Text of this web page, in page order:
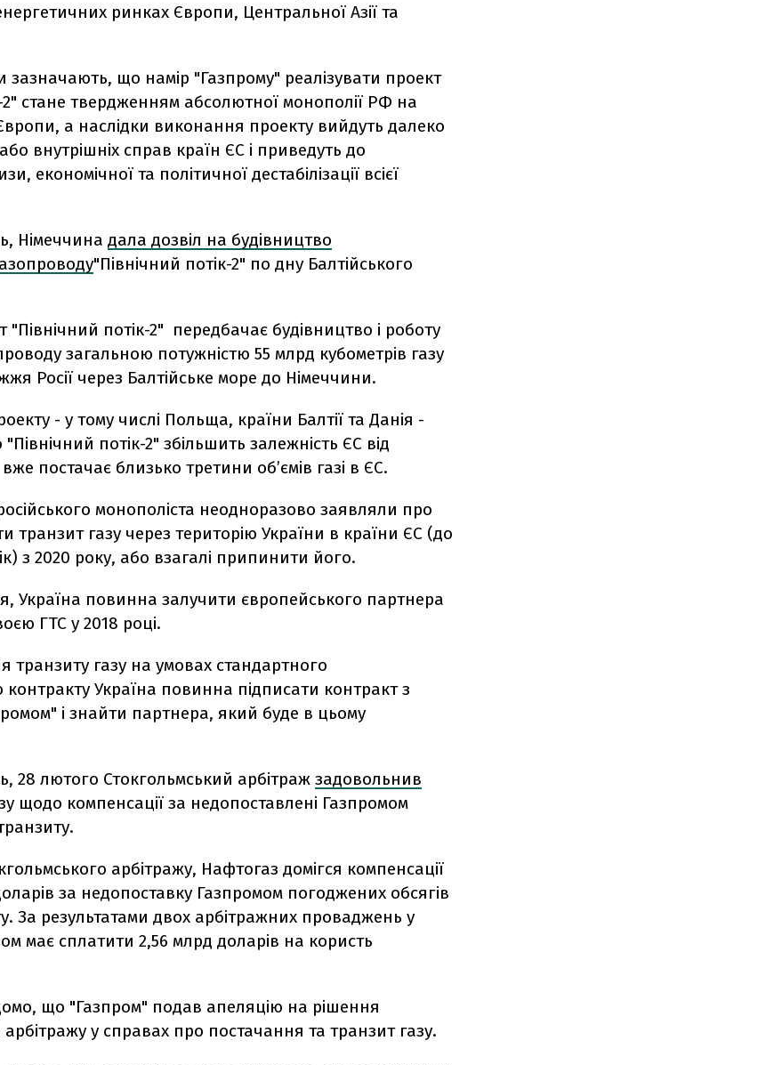
ринках Європи, Центральної Азії та
зазначають, що намір "Газпрому" реалізувати проект
2" стане твердженням абсолютної монополії РФ на
а наслідки виконання проекту вийдуть далеко
внутрішніх справ країн ЄС і приведуть до
економічної та політичної дестабілізації всієї
Німеччина дала дозвіл на будівництво
"Північний потік-2" по дну Балтійського
"Північний потік-2" передбачає будівництво і роботу
загальною потужністю 55 млрд кубометрів газу
Росії через Балтійське море до Німеччини.
- у тому числі Польща, країни Балтії та Данія -
потік-2" збільшить залежність ЄС від
постачає близько третини об’ємів газі в ЄС.
монополіста неодноразово заявляли про
транзит газу через територію України в країни ЄС (до
з 2020 року, або взагалі припинити його.
Україна повинна залучити європейського партнера
ГТС у 2018 році.
газу на умовах стандартного
контракту Україна повинна підписати контракт з
і знайти партнера, який буде в цьому
28 лютого Стокгольмський арбітраж задовольнив
щодо компенсації за недопоставлені Газпромом
арбітражу, Нафтогаз домігся компенсації
за недопоставку Газпромом погоджених обсягів
За результатами двох арбітражних проваджень у
має сплатити 2,56 млрд доларів на користь
що "Газпром" подав апеляцію на рішення
арбітражу у справах про постачання та транзит газу.